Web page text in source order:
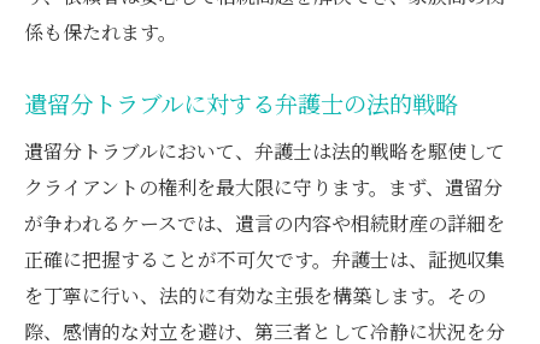
係も保たれます。
遺留分トラブルに対する弁護士の法的戦略
遺留分トラブルにおいて、弁護士は法的戦略を駆使して
クライアントの権利を最大限に守ります。まず、遺留分
が争われるケースでは、遺言の内容や相続財産の詳細を
正確に把握することが不可欠です。弁護士は、証拠収集
を丁寧に行い、法的に有効な主張を構築します。その
際、感情的な対立を避け、第三者として冷静に状況を分